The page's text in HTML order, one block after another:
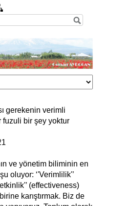
gerekenin verimli
fuzuli bir şey yoktur
ve yönetim biliminin en
oluyor: ‘'Verimlilik'’
(effectiveness)
karıştırmak. Biz de